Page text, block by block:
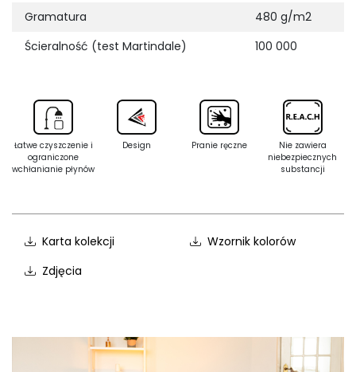
Gramatura
480 g/m2
Ścieralność (test Martindale)
100 000
Łatwe czyszczenie i
ograniczone
wchłanianie płynów
Design Pranie ręczne
Nie zawiera
niebezpiecznych
substancji
Karta kolekcji
Wzornik kolorów
Zdjęcia